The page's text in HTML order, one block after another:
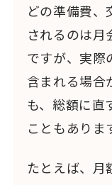
どの準備費、
されるのは月
ですが、実際
含まれる場合
も、総額に直
こともありま
たとえば、月